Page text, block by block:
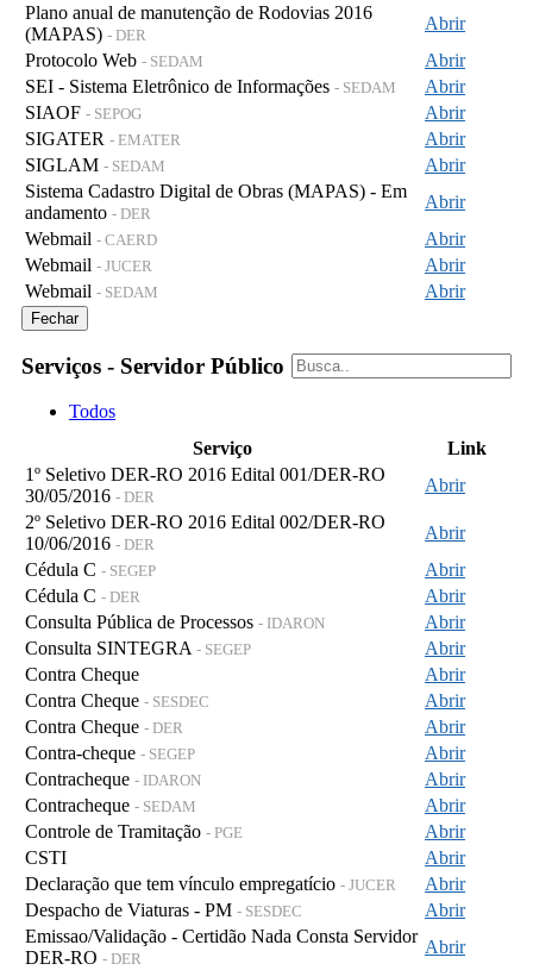
Plano anual de manutenção de Rodovias 2016
(MAPAS) - DER
Abrir
Protocolo Web - SEDAM
Abrir
SEI - Sistema Eletrônico de Informações - SEDAM
Abrir
SIAOF - SEPOG
Abrir
SIGATER - EMATER
Abrir
SIGLAM - SEDAM
Abrir
Sistema Cadastro Digital de Obras (MAPAS) - Em
andamento - DER
Abrir
Webmail - CAERD
Abrir
Webmail - JUCER
Abrir
Webmail - SEDAM Abrir
Fechar
Serviços - Servidor Público
Todos
Serviço
Link
1º Seletivo DER-RO 2016 Edital 001/DER-RO
30/05/2016 - DER
Abrir
2º Seletivo DER-RO 2016 Edital 002/DER-RO
10/06/2016 - DER
Abrir
Cédula C - SEGEP
Abrir
Cédula C - DER
Abrir
Consulta Pública de Processos - IDARON
Abrir
Consulta SINTEGRA - SEGEP
Abrir
Contra Cheque
Abrir
Contra Cheque - SESDEC
Abrir
Contra Cheque - DER
Abrir
Contra-cheque - SEGEP
Abrir
Contracheque - IDARON
Abrir
Contracheque - SEDAM
Abrir
Controle de Tramitação - PGE
Abrir
CSTI
Abrir
Declaração que tem vínculo empregatício - JUCER
Abrir
Despacho de Viaturas - PM - SESDEC
Abrir
Emissao/Validação - Certidão Nada Consta Servidor
DER-RO - DER
Abrir